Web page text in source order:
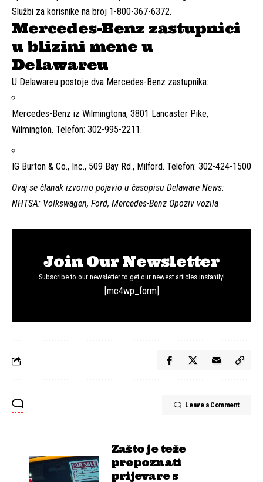
Službi za korisnike na broj 1-800-367-6372.
Mercedes-Benz zastupnici
u blizini mene u
Delawareu
U Delawareu postoje dva Mercedes-Benz zastupnika:
Mercedes-Benz iz Wilmingtona, 3801 Lancaster Pike,
Wilmington. Telefon: 302-995-2211.
IG Burton & Co., Inc., 509 Bay Rd., Milford. Telefon: 302-424-1500
Ovaj se članak izvorno pojavio u časopisu Delaware News:
NHTSA: Volkswagen, Ford, Mercedes-Benz Opoziv vozila
Join Our Newsletter
Subscribe to our newsletter to get our newest articles instantly!
[mc4wp_form]
Leave a Comment
Zašto je teže
prepoznati
prijevare s